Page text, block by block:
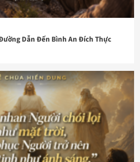
Dẫn Đến Bình An Đích Thực